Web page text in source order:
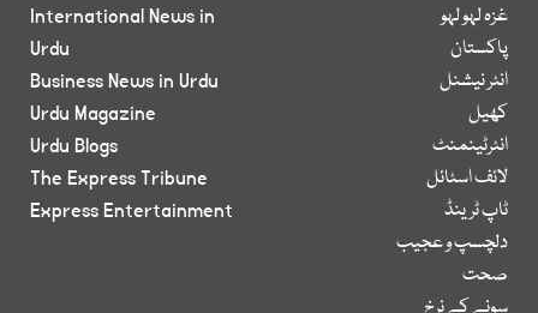
غزہ لہو لہو
پاکستان
انٹر نیشنل
کھیل
انٹرٹینمنٹ
لائف اسٹائل
ٹاپ ٹرینڈ
دلچسپ و عجیب
صحت
International News in
Urdu
Business News in Urdu
Urdu Magazine
Urdu Blogs
The Express Tribune
Express Entertainment